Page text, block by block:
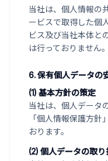
当社は、個人情報の
ービスで取得した個
ビス及び当社本体と
は行っておりません。
6. 保有個人データの
(1) 基本方針の策定
当社は、個人データ
「個人情報保護方
おります。
(2) 個人データの取